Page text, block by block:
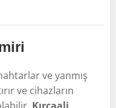
ve yanmış
ve cihazların